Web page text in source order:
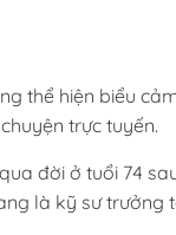
thể hiện biểu
trực tuyến.
đời ở tuổi 74
là kỹ sư trưởng